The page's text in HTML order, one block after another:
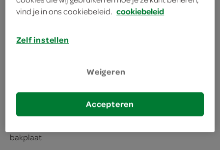
4 eetlepels olijfolie
50 gram belegen kaas
1 pak mix voor pizzabodem
bakplaat
vind je in ons cookiebeleid. cookiebeleid
Zelf instellen
Weigeren
Accepteren